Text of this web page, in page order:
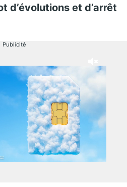
d’évolutions et d’arrêt
Publicité